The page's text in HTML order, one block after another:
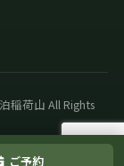
稲荷山 All Rights
ご予約